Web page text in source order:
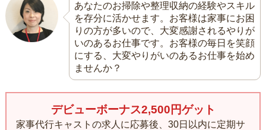
あなたのお掃除や整理収納の経験やスキル
を存分に活かせます。お客様は家事にお困
りの方が多いので、大変感謝されるやりが
いのあるお仕事です。お客様の毎日を笑顔
にする、大変やりがいのあるお仕事を始め
ませんか？
デビューボーナス2,500円ゲット
家事代行キャストの求人に応募後、30日以内に定期サ